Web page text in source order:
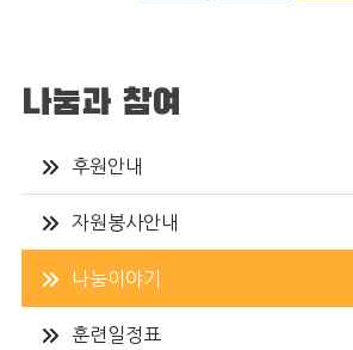
나눔과 참여
후원안내
자원봉사안내
나눔이야기
훈련일정표